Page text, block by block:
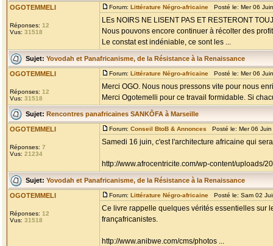
OGOTEMMELI
Réponses: 12
Vus: 31518
Forum: Littérature Négro-africaine Posté le: Mer 06
LEs NOIRS NE LISENT PAS ET RESTERONT
Nous pouvons encore continuer à récolter des
Le constat est indéniable, ce sont les ...
Sujet: Yovodah et Panafricanisme, de la Résistance à la Renaissance
OGOTEMMELI
Réponses: 12
Vus: 31518
Forum: Littérature Négro-africaine Posté le: Mer 06
Merci OGO. Nous nous pressons vite pour nous
Merci Ogotemelli pour ce travail formidable. Si
Sujet: Rencontres panafricaines SANKÔFA à Marseille
OGOTEMMELI
Réponses: 7
Vus: 21234
Forum: Conseil BtoB & Annonces Posté le: Mer 06
Samedi 16 juin, c'est l'architecture africaine qui
http://www.afrocentricite.com/wp-content/uploads/
Sujet: Yovodah et Panafricanisme, de la Résistance à la Renaissance
OGOTEMMELI
Réponses: 12
Vus: 31518
Forum: Littérature Négro-africaine Posté le: Sam 02
Ce livre rappelle quelques vérités essentielles sur
françafricanistes.
http://www.anibwe.com/cms/photos ...